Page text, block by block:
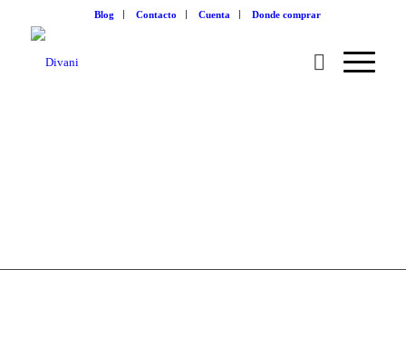
Blog Contacto Cuenta Donde comprar